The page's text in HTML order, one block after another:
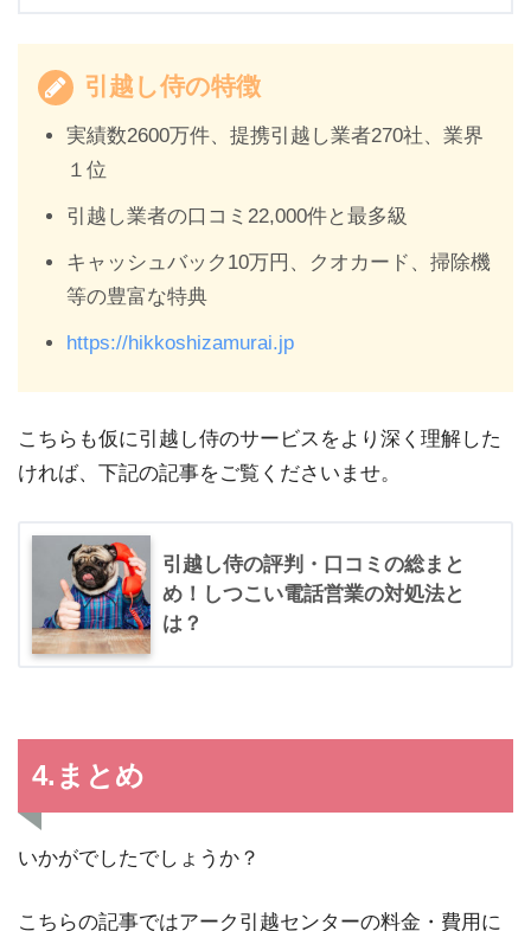
引越し侍の特徴
実績数2600万件、提携引越し業者270社、業界
１位
引越し業者の口コミ22,000件と最多級
キャッシュバック10万円、クオカード、掃除機
等の豊富な特典
https://hikkoshizamurai.jp
こちらも仮に引越し侍のサービスをより深く理解した
ければ、下記の記事をご覧くださいませ。
引越し侍の評判・口コミの総まと
め！しつこい電話営業の対処法と
は？
4.まとめ
いかがでしたでしょうか？
こちらの記事ではアーク引越センターの料金・費用に